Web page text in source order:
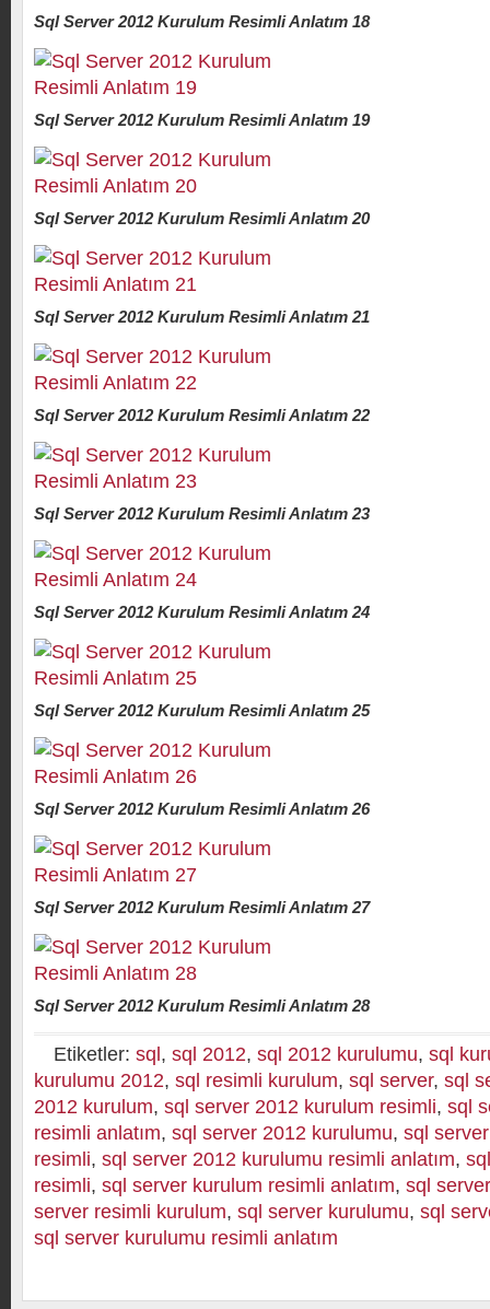
Sql Server 2012 Kurulum Resimli Anlatım 18
Sql Server 2012 Kurulum Resimli Anlatım 19
Sql Server 2012 Kurulum Resimli Anlatım 20
Sql Server 2012 Kurulum Resimli Anlatım 21
Sql Server 2012 Kurulum Resimli Anlatım 22
Sql Server 2012 Kurulum Resimli Anlatım 23
Sql Server 2012 Kurulum Resimli Anlatım 24
Sql Server 2012 Kurulum Resimli Anlatım 25
Sql Server 2012 Kurulum Resimli Anlatım 26
Sql Server 2012 Kurulum Resimli Anlatım 27
Sql Server 2012 Kurulum Resimli Anlatım 28
Etiketler: sql , sql 2012, sql 2012 kurulumu, sql
kurulumu 2012, sql resimli kurulum, sql server, sql
2012 kurulum, sql server 2012 kurulum resimli, sql
resimli anlatım, sql server 2012 kurulumu, sql
resimli, sql server 2012 kurulumu resimli anlatım,
resimli, sql server kurulum resimli anlatım, sql
server resimli kurulum, sql server kurulumu, sql
sql server kurulumu resimli anlatım